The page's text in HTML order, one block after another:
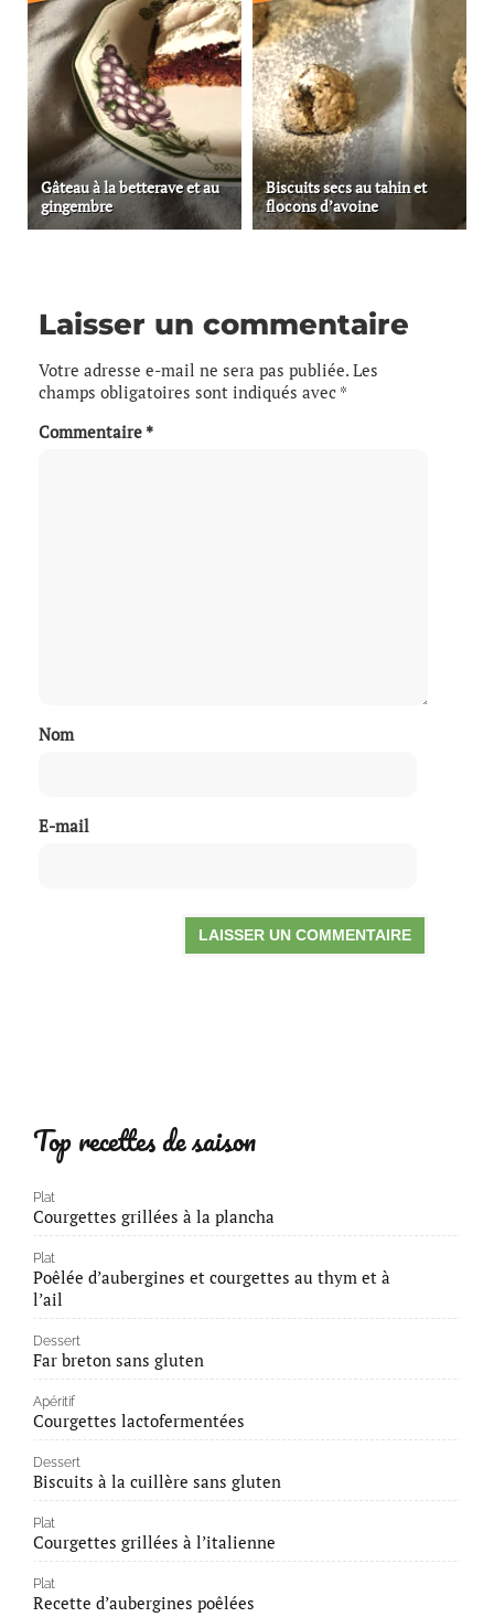
Gâteau à la betterave et au
gingembre
Biscuits secs au tahin et
flocons d’avoine
Laisser un commentaire
Votre adresse e-mail ne sera pas publiée. Les
champs obligatoires sont indiqués avec *
Commentaire *
Nom
E-mail
Top recettes de saison
Plat
Courgettes grillées à la plancha
Plat
Poêlée d’aubergines et courgettes au thym et à
l’ail
Dessert
Far breton sans gluten
Apéritif
Courgettes lactofermentées
Dessert
Biscuits à la cuillère sans gluten
Plat
Courgettes grillées à l’italienne
Plat
Recette d’aubergines poêlées